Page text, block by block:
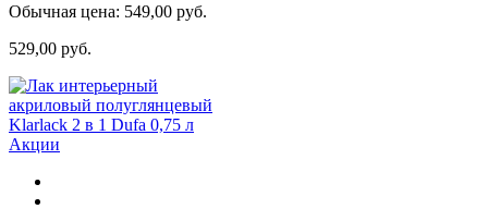
Обычная цена: 549,00 руб.
529,00 руб.
Акции